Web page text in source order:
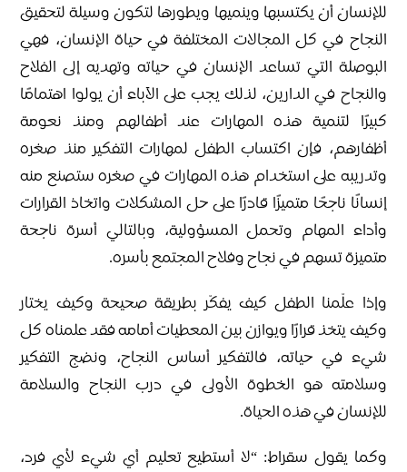
للإنسان أن يكتسبها وينميها ويطورها لتكون وسيلة لتحقيق
النجاح في كل المجالات المختلفة في حياة الإنسان، فهي
البوصلة التي تساعد الإنسان في حياته وتهديه إلى الفلاح
والنجاح في الدارين، لذلك يجب على الآباء أن يولوا اهتمامًا
كبيرًا لتنمية هذه المهارات عند أطفالهم ومنذ نعومة
أظفارهم، فإن اكتساب الطفل لمهارات التفكير منذ صغره
وتدريبه على استخدام هذه المهارات في صغره ستصنع منه
إنسانًا ناجحًا متميزًا قادرًا على حل المشكلات واتخاذ القرارات
وأداء المهام وتحمل المسؤولية، وبالتالي أسرة ناجحة
متميزة تسهم في نجاح وفلاح المجتمع بأسره.
وإذا علّمنا الطفل كيف يفكّر بطريقة صحيحة وكيف يختار
وكيف يتخذ قرارًا ويوازن بين المعطيات أمامه فقد علمناه كل
شيء في حياته، فالتفكير أساس النجاح، ونضج التفكير
وسلامته هو الخطوة الأولى في درب النجاح والسلامة
للإنسان في هذه الحياة.
وكما يقول سقراط: “لا أستطيع تعليم أي شيء لأي فرد،